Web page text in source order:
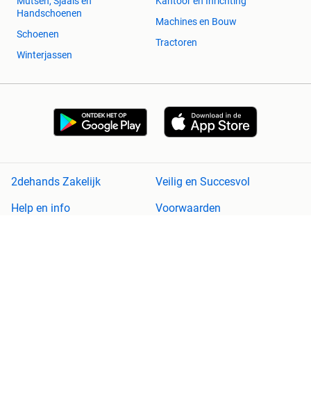
Handschoenen
Schoenen
Winterjassen
Machines en Bouw
Tractoren
2dehands Zakelijk
Veilig en Succesvol
Help en info
Voorwaarden